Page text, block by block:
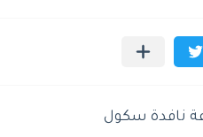
نافدة سكول